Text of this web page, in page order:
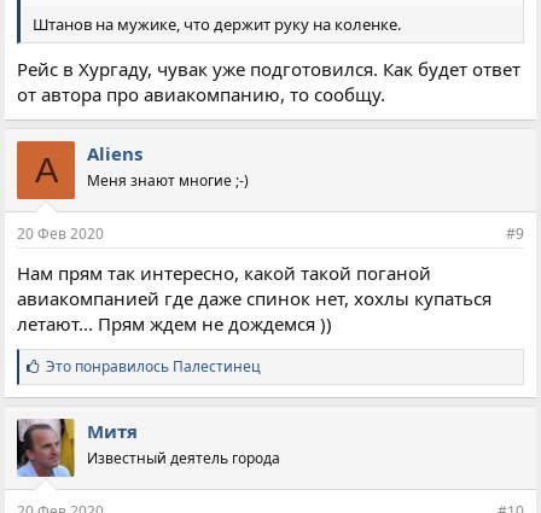
Штанов на мужике, что держит руку на коленке.
Рейс в Хургаду, чувак уже подготовился. Как будет ответ
от автора про авиакомпанию, то сообщу.
A Aliens
Меня знают многие ;-)
20 Фев 2020 #9
Нам прям так интересно, какой такой поганой
авиакомпанией где даже спинок нет, хохлы купаться
летают... Прям ждем не дождемся ))
С
и
м
п
а
т
и
Это понравилось Палестинец
Митя
Известный деятель города